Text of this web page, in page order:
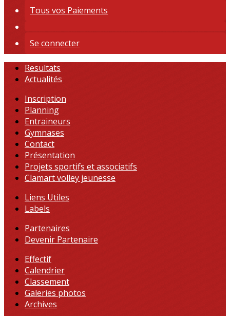
Tous vos Paiements
Se connecter
Resultats
Actualités
Inscription
Planning
Entraineurs
Gymnases
Contact
Présentation
Projets sportifs et associatifs
Clamart volley jeunesse
Liens Utiles
Labels
Partenaires
Devenir Partenaire
Effectif
Calendrier
Classement
Galeries photos
Archives